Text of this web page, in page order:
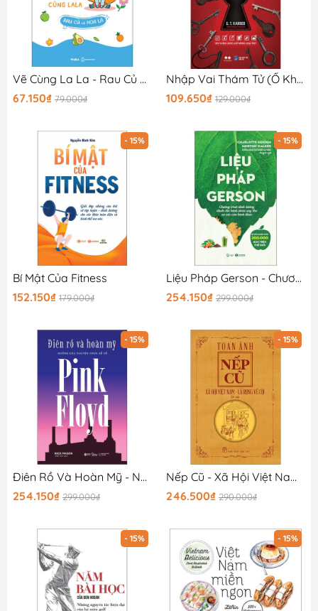
Vẽ Cùng La La - Rau Củ Và Hoa Lá
67.150₫ 79.000₫
Nhập Vai Thám Tử (Ổ Khóa Đỏ)
109.650₫ 129.000₫
- 15%
Bí Mật Của Fitness
152.150₫ 179.000₫
- 15%
Liệu Pháp Gerson - Chương Trình Dinh Dưỡng Dành Cho Bệnh Nhân Ung Thư Và Các Căn Bệnh Khác
254.150₫ 299.000₫
- 15%
Điên Rồ Và Hoàn Mỹ - Những Câu Chuyện Chưa Kể Về Pink Floyd
254.150₫ 299.000₫
- 15%
Nếp Cũ - Xã Hội Việt Nam - Lá Rụng Về Cội
246.500₫ 290.000₫
- 15% - 15%